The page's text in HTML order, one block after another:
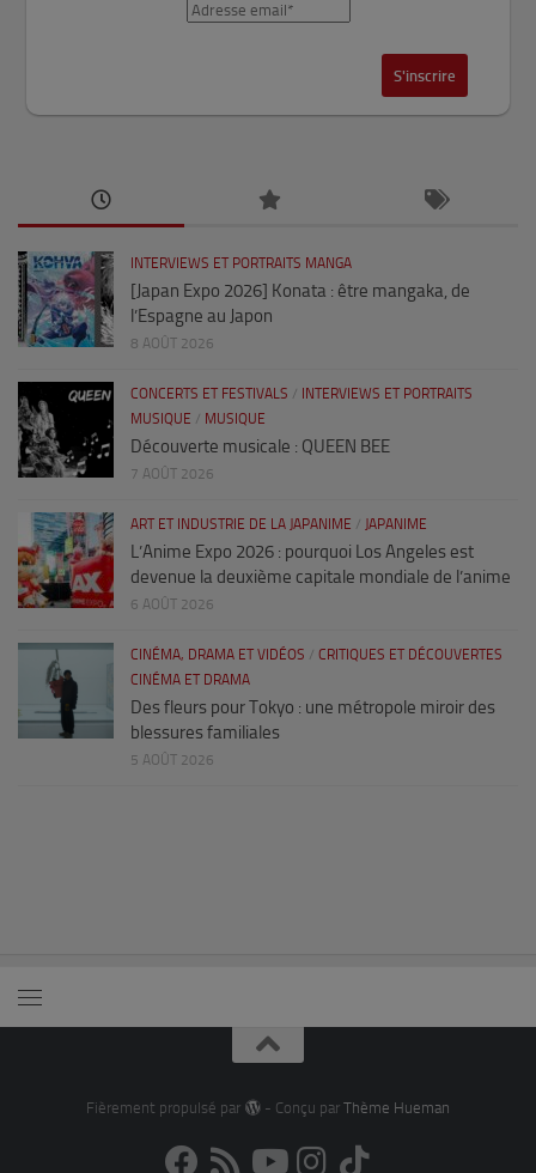
INTERVIEWS ET PORTRAITS MANGA
[Japan Expo 2026] Konata : être mangaka, de
l’Espagne au Japon
8 AOÛT 2026
CONCERTS ET FESTIVALS /
INTERVIEWS ET PORTRAITS
MUSIQUE / MUSIQUE
Découverte musicale : QUEEN BEE
7 AOÛT 2026
ART ET INDUSTRIE DE LA JAPANIME / JAPANIME
L’Anime Expo 2026 : pourquoi Los Angeles est
devenue la deuxième capitale mondiale de l’anime
6 AOÛT 2026
CINÉMA, DRAMA ET VIDÉOS / CRITIQUES ET DÉCOUVERTES
CINÉMA ET DRAMA
Des fleurs pour Tokyo : une métropole miroir des
blessures familiales
5 AOÛT 2026
Fièrement propulsé par - Conçu par Thème Hueman